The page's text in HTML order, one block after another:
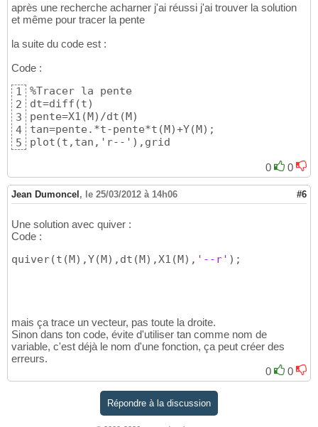
après une recherche acharner j'ai réussi j'ai trouver la solution
et même pour tracer la pente
la suite du code est :
Code :
1
2
3
4
5
%Tracer la pente
dt=diff(t)
pente=X1(M)/dt(M)
tan=pente.*t-pente*t(M)+Y(M);
plot(t,tan,'r--'),grid
0 0
Jean Dumoncel, le 25/03/2012 à 14h06 #6
Une solution avec quiver :
Code :
quiver(t (M) ,Y(M) ,dt (M) ,X1 (M) , '--r' ) ;
mais ça trace un vecteur, pas toute la droite.
Sinon dans ton code, évite d'utiliser tan comme nom de
variable, c'est déjà le nom d'une fonction, ça peut créer des
erreurs.
0
0
Répondre à la discussion